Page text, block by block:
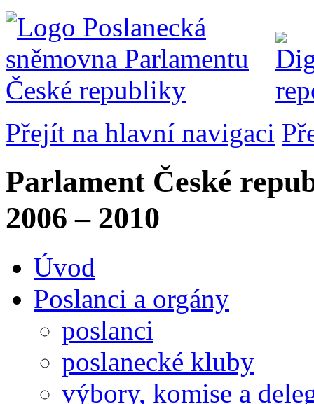
Přejít na hlavní navigaci
Parlament České
2006 – 2010
Úvod
Poslanci a orgány
poslanci
poslanecké kluby
výbory, komise a